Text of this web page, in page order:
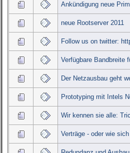
Ankündigung neue
neue Rootserver 2011
Follow us on twitter:
Verfügbare Bandbreite
Der Netzausbau geht
Prototyping mit Intels
Wir kennen sie alle:
Verträge - oder wie